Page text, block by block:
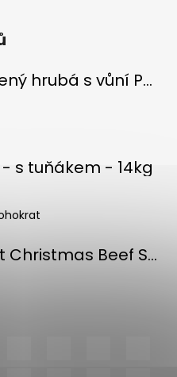
ZVERLIT červený hrubá s vůní Podestýlka kočka 10kg
je 5 z 5 hvězdiček.
s tuňákem - 14kg
je 5 z 5 hvězdiček.
Brit Care Cat Christmas Beef Soup 75g
je 5 z 5 hvězdiček.